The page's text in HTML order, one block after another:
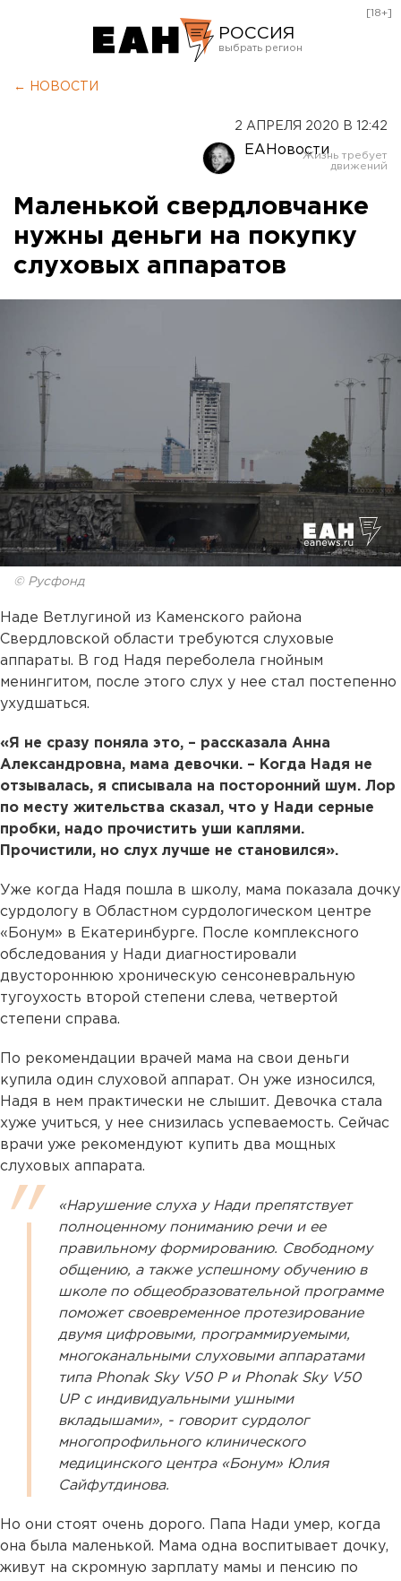
РОССИЯ
Оренбург
[18+]
← НОВОСТИ
2 АПРЕЛЯ 2020 В 12:42
ЕАНовости
Маленькой свердловчанке
нужны деньги на покупку
слуховых аппаратов
© Русфонд
Наде Ветлугиной из Каменского района
Свердловской области требуются слуховые
аппараты. В год Надя переболела гнойным
менингитом, после этого слух у нее стал постепенно
ухудшаться.
«Я не сразу поняла это, – рассказала Анна
Александровна, мама девочки. – Когда Надя не
отзывалась, я списывала на посторонний шум. Лор
по месту жительства сказал, что у Нади серные
пробки, надо прочистить уши каплями.
Прочистили, но слух лучше не становился».
Уже когда Надя пошла в школу, мама показала дочку
сурдологу в Областном сурдологическом центре
«Бонум» в Екатеринбурге. После комплексного
обследования у Нади диагностировали
двустороннюю хроническую сенсоневральную
тугоухость второй степени слева, четвертой
степени справа.
По рекомендации врачей мама на свои деньги
купила один слуховой аппарат. Он уже износился,
Надя в нем практически не слышит. Девочка стала
хуже учиться, у нее снизилась успеваемость. Сейчас
врачи уже рекомендуют купить два мощных
слуховых аппарата.
«Нарушение слуха у Нади препятствует
полноценному пониманию речи и ее
правильному формированию. Свободному
общению, а также успешному обучению в
школе по общеобразовательной программе
поможет своевременное протезирование
двумя цифровыми, программируемыми,
многоканальными слуховыми аппаратами
типа Phonak Sky V50 P и Phonak Sky V50
UP с индивидуальными ушными
вкладышами», - говорит сурдолог
многопрофильного клинического
медицинского центра «Бонум» Юлия
Сайфутдинова.
Но они стоят очень дорого. Папа Нади умер, когда
она была маленькой. Мама одна воспитывает дочку,
живут на скромную зарплату мамы и пенсию по